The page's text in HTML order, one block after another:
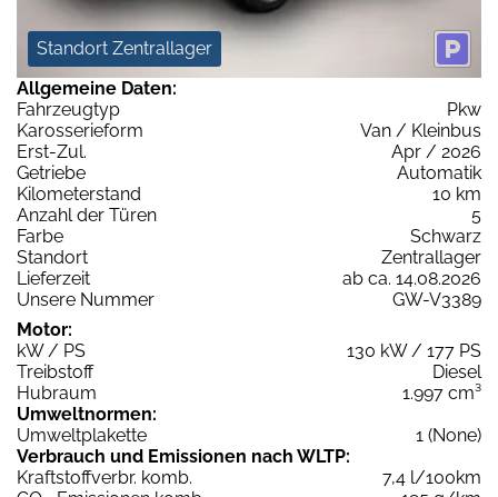
Standort Zentrallager
Allgemeine Daten:
Fahrzeugtyp
Pkw
Karosserieform
Van / Kleinbus
Erst-Zul.
Apr / 2026
Getriebe
Automatik
Kilometerstand
10 km
Anzahl der Türen
5
Farbe
Schwarz
Standort
Zentrallager
Lieferzeit
ab ca. 14.08.2026
Unsere Nummer
GW-V3389
Motor:
kW / PS
130 kW / 177 PS
Treibstoff
Diesel
Hubraum
1.997 cm³
Umweltnormen:
Umweltplakette
1 (None)
Verbrauch und Emissionen nach WLTP:
Kraftstoffverbr. komb.
7,4 l/100km